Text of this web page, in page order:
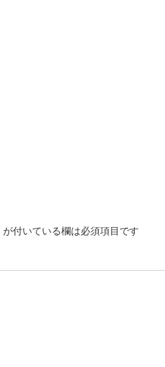
が付いている欄は必須項目です